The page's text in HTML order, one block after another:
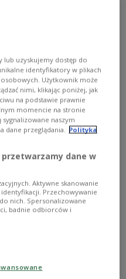
materiały prasowe
pomiędzy Polską
realizuje poprzez
kultury i polskich
uzyskujemy dostęp do
identyfikatory w plikach
Użytkownik może
nimi, klikając poniżej, jak
na podstawie prawnie
momencie na stronie
naszym
dane przeglądania.
Polityka
dane w
Aktywne skanowanie
Przechowywanie
nich. Spersonalizowane
badnie odbiorców i